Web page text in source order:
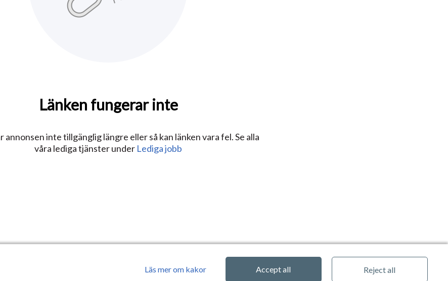
Länken fungerar inte
annonsen inte tillgänglig längre eller så kan länken vara fel. Se alla
våra lediga tjänster under Lediga jobb
Läs mer om kakor Accept all Reject all